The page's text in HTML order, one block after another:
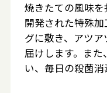
焼きたての風味
開発された特殊
グに敷き、アツ
届けします。ま
い、毎日の殺菌消